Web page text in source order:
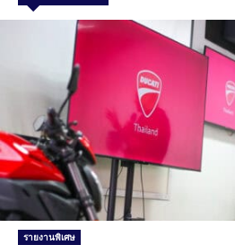
รายงานพิเศษ